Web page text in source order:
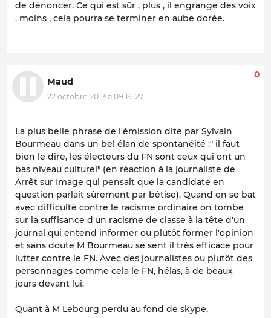
de dénoncer. Ce qui est sûr , plus , il engrange des voix
, moins , cela pourra se terminer en aube dorée.
Maud
22 octobre 2013 à 09:16:27
0
La plus belle phrase de l'émission dite par Sylvain
Bourmeau dans un bel élan de spontanéité :" il faut
bien le dire, les électeurs du FN sont ceux qui ont un
bas niveau culturel" (en réaction à la journaliste de
Arrêt sur Image qui pensait que la candidate en
question parlait sûrement par bêtise). Quand on se bat
avec difficulté contre le racisme ordinaire on tombe
sur la suffisance d'un racisme de classe à la tête d'un
journal qui entend informer ou plutôt former l'opinion
et sans doute M Bourmeau se sent il très efficace pour
lutter contre le FN. Avec des journalistes ou plutôt des
personnages comme cela le FN, hélas, à de beaux
jours devant lui.
Quant à M Lebourg perdu au fond de skype,